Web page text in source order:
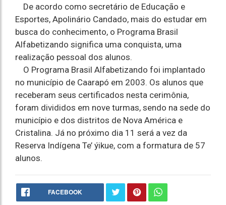
De acordo como secretário de Educação e
Esportes, Apolinário Candado, mais do estudar em
busca do conhecimento, o Programa Brasil
Alfabetizando significa uma conquista, uma
realização pessoal dos alunos.
O Programa Brasil Alfabetizando foi implantado
no município de Caarapó em 2003. Os alunos que
receberam seus certificados nesta cerimônia,
foram divididos em nove turmas, sendo na sede do
município e dos distritos de Nova América e
Cristalina. Já no próximo dia 11 será a vez da
Reserva Indígena Te’ ýikue, com a formatura de 57
alunos.
FACEBOOK